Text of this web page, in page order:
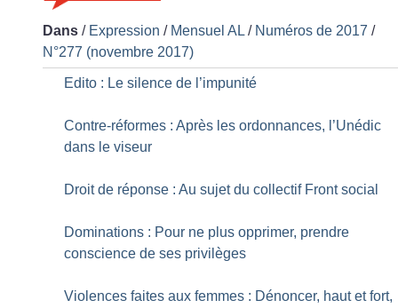
Dans / Expression / Mensuel AL / Numéros de 2017 /
N°277 (novembre 2017)
Edito : Le silence de l’impunité
Contre-réformes : Après les ordonnances, l’Unédic
dans le viseur
Droit de réponse : Au sujet du collectif Front social
Dominations : Pour ne plus opprimer, prendre
conscience de ses privilèges
Violences faites aux femmes : Dénoncer, haut et fort,